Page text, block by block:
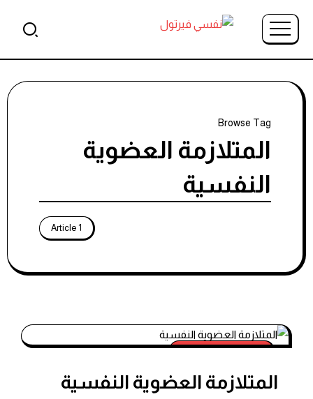
Browse Tag
المتلازمة العضوية
النفسية
1 Article
الاضطرابات النفسية
المتلازمة العضوية النفسية